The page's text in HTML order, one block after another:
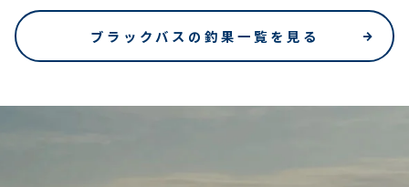
ブラックバスの釣果一覧を見る